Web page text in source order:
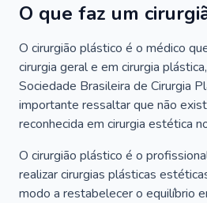
O que faz um
O cirurgião plástico é o médico
cirurgia geral e em cirurgia
Sociedade Brasileira de Cirurgia
importante ressaltar que não
reconhecida em cirurgia estética
O cirurgião plástico é o
realizar cirurgias plásticas
modo a restabelecer o equilíbrio